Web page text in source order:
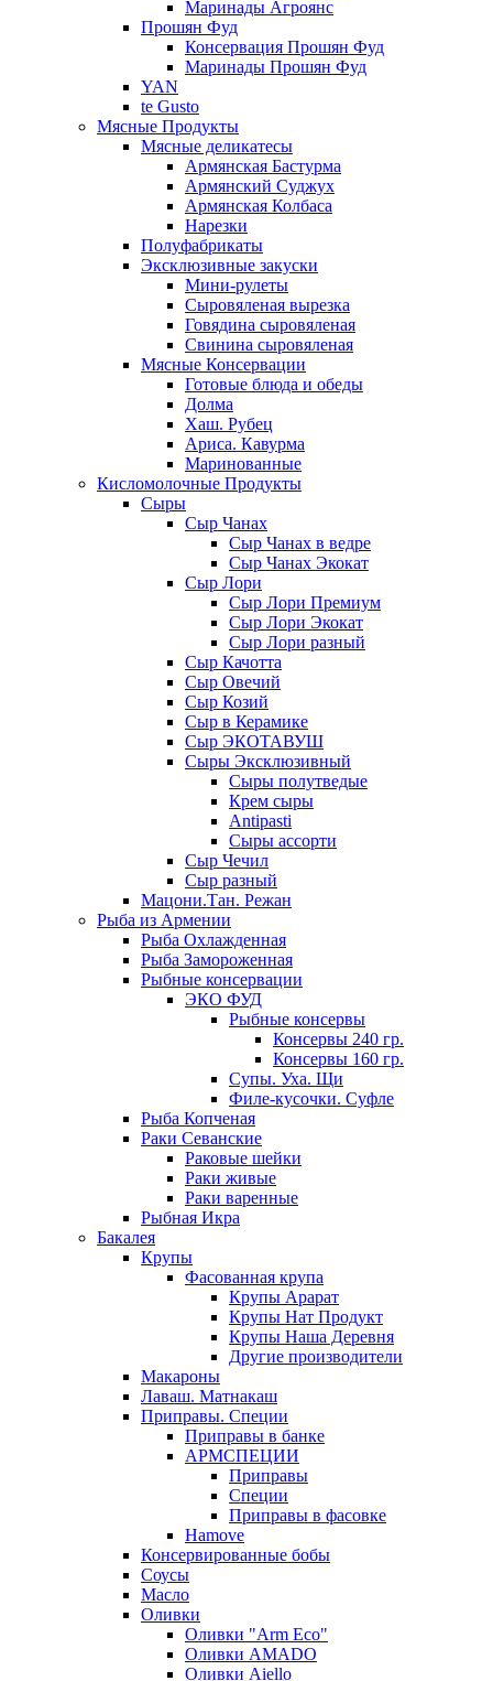
Маринады Агроянс
Прошян Фуд
Консервация Прошян Фуд
Маринады Прошян Фуд
YAN
te Gusto
Мясные Продукты
Мясные деликатесы
Армянская Бастурма
Армянский Суджух
Армянская Колбаса
Нарезки
Полуфабрикаты
Эксклюзивные закуски
Мини-рулеты
Сыровяленая вырезка
Говядина сыровяленая
Свинина сыровяленая
Мясные Консервации
Готовые блюда и обеды
Долма
Хаш. Рубец
Ариса. Кавурма
Маринованные
Кисломолочные Продукты
Сыры
Сыр Чанах
Сыр Чанах в ведре
Сыр Чанах Экокат
Сыр Лори
Сыр Лори Премиум
Сыр Лори Экокат
Сыр Лори разный
Сыр Качотта
Сыр Овечий
Сыр Козий
Сыр в Керамике
Сыр ЭКОТАВУШ
Сыры Эксклюзивный
Сыры полутведые
Крем сыры
Antipasti
Сыры ассорти
Сыр Чечил
Сыр разный
Мацони.Тан. Режан
Рыба из Армении
Рыба Охлажденная
Рыба Замороженная
Рыбные консервации
ЭКО ФУД
Рыбные консервы
Консервы 240 гр.
Консервы 160 гр.
Супы. Уха. Щи
Филе-кусочки. Суфле
Рыба Копченая
Раки Севанские
Раковые шейки
Раки живые
Раки варенные
Рыбная Икра
Бакалея
Крупы
Фасованная крупа
Крупы Арарат
Крупы Нат Продукт
Крупы Наша Деревня
Другие производители
Макароны
Лаваш. Матнакаш
Приправы. Специи
Приправы в банке
АРМСПЕЦИИ
Приправы
Специи
Приправы в фасовке
Hamove
Консервированные бобы
Соусы
Масло
Оливки
Оливки "Arm Eco"
Оливки AMADO
Оливки Aiello